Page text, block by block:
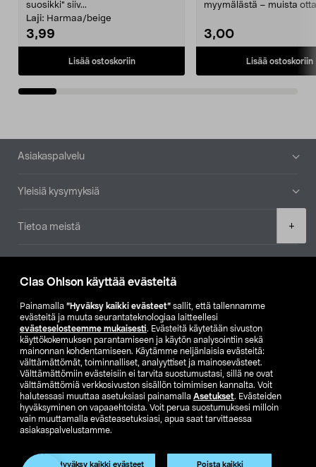
Clas Ohlson käyttää evästeitä
Painamalla ”Hyväksy kaikki evästeet” sallit, että tallennamme
evästeitä ja muuta seurantateknologiaa laitteellesi
evästeselosteemme mukaisesti. Evästeitä käytetään sivuston
käyttökokemuksen parantamiseen ja käytön analysointiin sekä
mainonnan kohdentamiseen. Käytämme neljänlaisia evästeitä:
välttämättömät, toiminnalliset, analyyttiset ja mainosevästeet.
Välttämättömiin evästeisiin ei tarvita suostumustasi, sillä ne ovat
välttämättömiä verkkosivuston sisällön toimimisen kannalta. Voit
halutessasi muuttaa asetuksiasi painamalla Asetukset. Evästeiden
hyväksyminen on vapaaehtoista. Voit perua suostumuksesi milloin
vain muuttamalla evästeasetuksiasi, apua saat tarvittaessa
asiakaspalvelustamme.
Hyväksy kaikki evästeet Poista kaikki
+
suosikki" siiv...
Laji: Harmaa/beige
3,99
Lisää ostoskoriin
myymälästä – muista
3,00
Lisää ostoskoriin
Alatunniste
Asiakaspalvelu
Yleisiä kysymyksiä
Tietoa meistä
Etsi myymälä
SE NO FI
FI SV